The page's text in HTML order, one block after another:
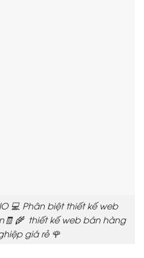
💻 Phân biệt thiết kế web
🌾 thiết kế web bán hàng
giá rẻ 🌹